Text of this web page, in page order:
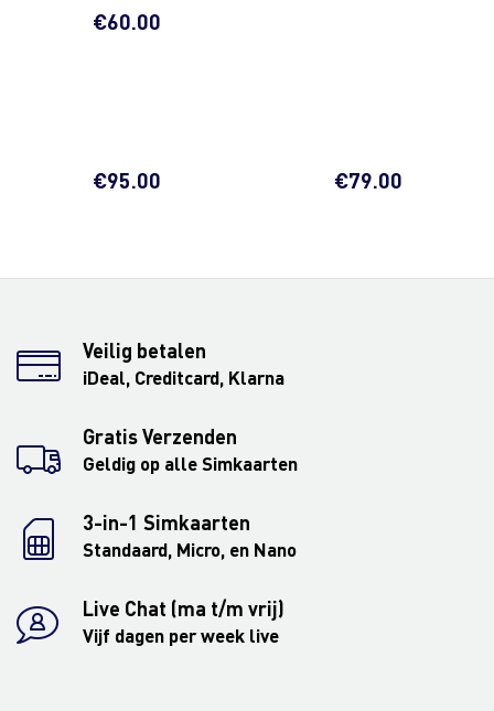
€60.00
€95.00 €79.00
Veilig betalen
iDeal, Creditcard, Klarna
Gratis Verzenden
Geldig op alle Simkaarten
3-in-1 Simkaarten
Standaard, Micro, en Nano
Live Chat (ma t/m vrij)
Vijf dagen per week live